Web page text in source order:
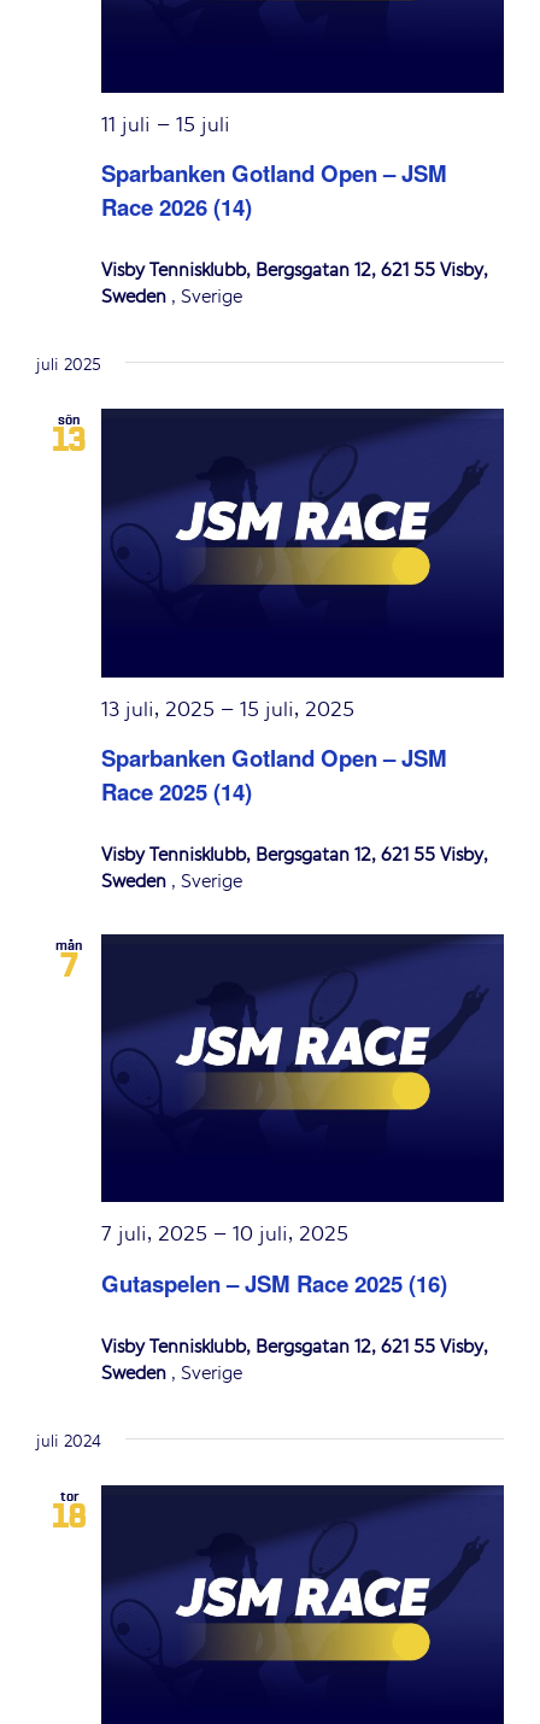
Sparbanken Gotland Open – JSM
Race 2026 (14)
11 juli – 15 juli
Visby Tennisklubb, Bergsgatan 12, 621 55 Visby,
Sweden , Sverige
juli 2025
sön
13
Sparbanken Gotland Open – JSM
Race 2025 (14)
13 juli, 2025 – 15 juli, 2025
Visby Tennisklubb, Bergsgatan 12, 621 55 Visby,
Sweden , Sverige
mån
7
Gutaspelen – JSM Race 2025 (16)
7 juli, 2025 – 10 juli, 2025
Visby Tennisklubb, Bergsgatan 12, 621 55 Visby,
Sweden , Sverige
juli 2024
tor
18